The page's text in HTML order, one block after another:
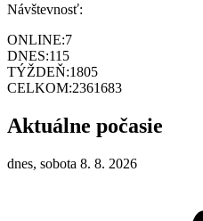
Návštevnosť:
ONLINE:7
DNES:115
TÝŽDEŇ:1805
CELKOM:2361683
Aktuálne počasie
dnes, sobota 8. 8. 2026